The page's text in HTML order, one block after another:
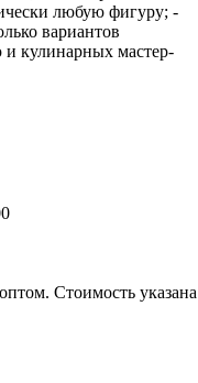
любую фигуру; -
вариантов
и кулинарных мастер-
Стоимость указана